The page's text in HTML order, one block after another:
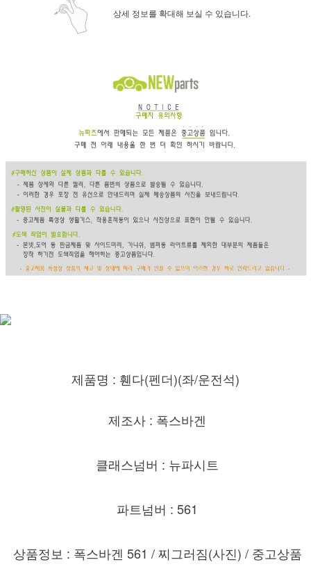
상세 정보를 확대해 보실 수 있습니다.
제품명 : 휀다(펜더)(좌/운전석)
제조사 : 폭스바겐
클래스넘버 : 뉴파시트
파트넘버 : 561
상품정보 : 폭스바겐 561 / 찌그러짐(사진) /중고상품